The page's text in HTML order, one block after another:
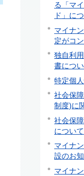
る「マ
ド」に
マイナ
定がコ
独自利
書につ
特定個
社会保
制度)に
社会保
について
マイナ
設のお
マイナ